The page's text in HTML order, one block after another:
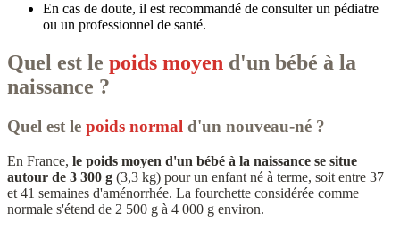
En cas de doute, il est recommandé de consulter un pédiatre
ou un professionnel de santé.
Quel est le poids moyen d'un bébé à la
naissance ?
Quel est le poids normal d'un nouveau-né ?
En France, le poids moyen d'un bébé à la naissance se situe
autour de 3 300 g (3,3 kg) pour un enfant né à terme, soit entre 37
et 41 semaines d'aménorrhée. La fourchette considérée comme
normale s'étend de 2 500 g à 4 000 g environ.